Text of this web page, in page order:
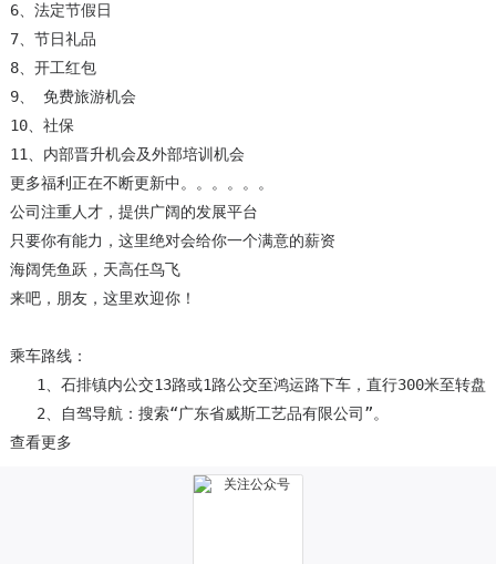
6、法定节假日
7、节日礼品
8、开工红包
9、 免费旅游机会
10、社保
11、内部晋升机会及外部培训机会
更多福利正在不断更新中。。。。。。
公司注重人才，提供广阔的发展平台
只要你有能力，这里绝对会给你一个满意的薪资
海阔凭鱼跃，天高任鸟飞
来吧，朋友，这里欢迎你！
乘车路线：
1、石排镇内公交13路或1路公交至鸿运路下车，直行300米至转盘
   2、自驾导航：搜索“广东省威斯工艺品有限公司”。
查看更多